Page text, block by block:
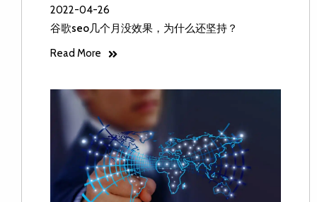
2022-04-26
谷歌seo几个月没效果，为什么还坚持？
Read More